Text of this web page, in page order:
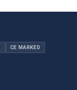
CE MARKED